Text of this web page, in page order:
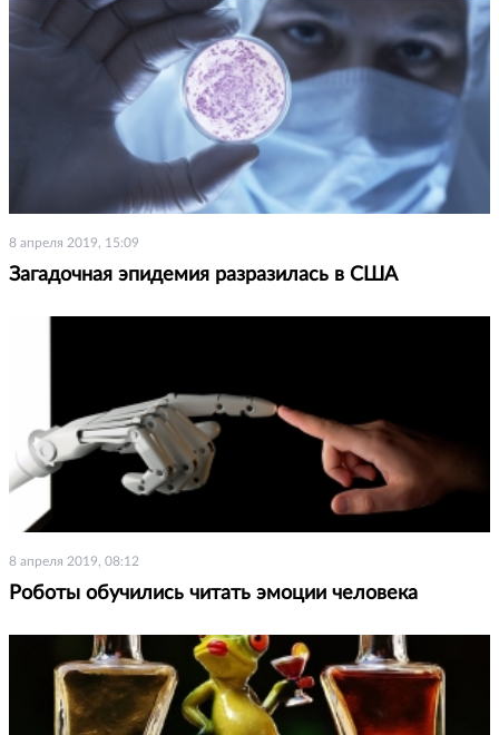
8 апреля 2019, 15:09
Загадочная эпидемия разразилась в США
8 апреля 2019, 08:12
Роботы обучились читать эмоции человека